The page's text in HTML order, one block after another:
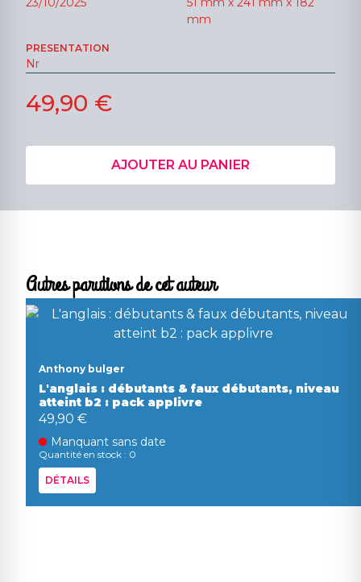
mm
PRESENTATION
Nr
49,90 €
AJOUTER AU PANIER
Autres parutions de cet auteur
Anthony bulger
L'anglais : débutants & faux débutants, niveau
atteint b2 : pack applivre
49,90 €
Manquant sans date
Quantité en stock : 0
DÉTAILS